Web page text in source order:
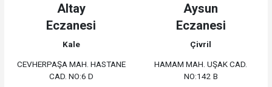
Altay
Eczanesi
Kale
CEVHERPAŞA MAH. HASTANE
CAD. NO:6 D
Aysun
Eczanesi
Çivril
HAMAM MAH. UŞAK CAD.
NO:142 B